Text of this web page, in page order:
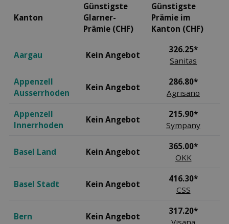
Kanton
Günstigste
Glarner-
Prämie (CHF)
Günstigste
Prämie im
Kanton (CHF)
Aargau Kein Angebot
326.25*
Sanitas
Appenzell
Ausserrhoden
Kein Angebot
286.80*
Agrisano
Appenzell
Innerrhoden
Kein Angebot
215.90*
Sympany
Basel Land Kein Angebot
365.00*
ÖKK
Basel Stadt Kein Angebot
416.30*
CSS
Bern Kein Angebot
317.20*
Visana